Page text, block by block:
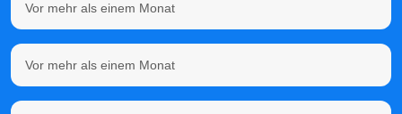
Vor mehr als einem Monat
Vor mehr als einem Monat